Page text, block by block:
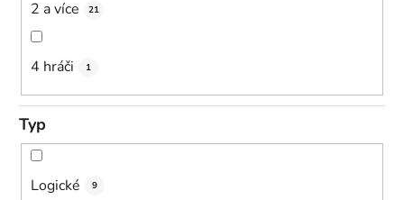
2 a více 21
4 hráči 1
Typ
Logické 9